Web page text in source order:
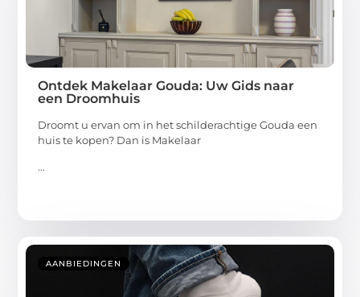
Ontdek Makelaar Gouda: Uw Gids naar
een Droomhuis
Droomt u ervan om in het schilderachtige Gouda een
huis te kopen? Dan is Makelaar
...
AANBIEDINGEN